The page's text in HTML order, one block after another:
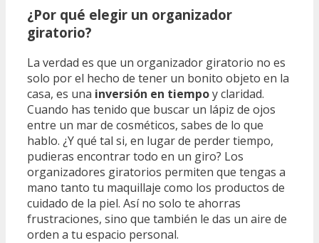
¿Por qué elegir un organizador
giratorio?
La verdad es que un organizador giratorio no es
solo por el hecho de tener un bonito objeto en la
casa, es una inversión en tiempoy claridad.
Cuando has tenido que buscar un lápiz de ojos
entre un mar de cosméticos, sabes de lo que
hablo. ¿Y qué tal si, en lugar de perder tiempo,
pudieras encontrar todo en un giro? Los
organizadores giratorios permiten que tengas a
mano tanto tu maquillaje como los productos de
cuidado de la piel. Así no solo te ahorras
frustraciones, sino que también le das un aire de
orden a tu espacio personal.